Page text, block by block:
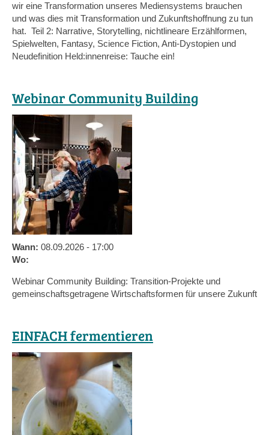
wir eine Transformation unseres Mediensystems brauchen
und was dies mit Transformation und Zukunftshoffnung zu tun
hat. Teil 2: Narrative, Storytelling, nichtlineare Erzählformen,
Spielwelten, Fantasy, Science Fiction, Anti-Dystopien und
Neudefinition Held:innenreise: Tauche ein!
Webinar Community Building
Wann: 08.09.2026 - 17:00
Wo:
Webinar Community Building: Transition-Projekte und
gemeinschaftsgetragene Wirtschaftsformen für unsere Zukunft
EINFACH fermentieren